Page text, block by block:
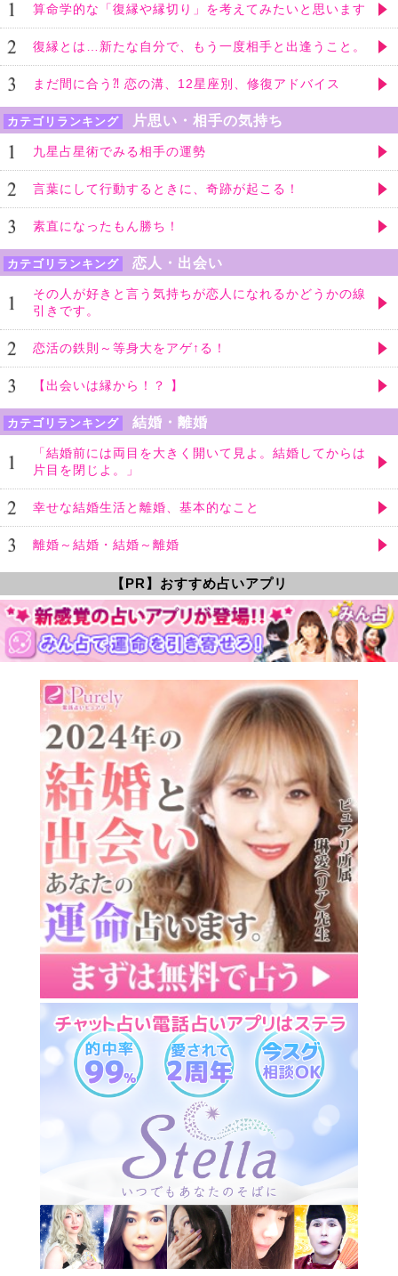
算命学的な「復縁や縁切り」を考えてみたいと思います
復縁とは…新たな自分で、もう一度相手と出逢うこと。
まだ間に合う⁈ 恋の溝、12星座別、修復アドバイス
カテゴリランキング 片思い・相手の気持ち
九星占星術でみる相手の運勢
言葉にして行動するときに、奇跡が起こる！
素直になったもん勝ち！
カテゴリランキング 恋人・出会い
その人が好きと言う気持ちが恋人になれるかどうかの線
引きです。
恋活の鉄則～等身大をアゲ↑る！
【出会いは縁から！？ 】
カテゴリランキング 結婚・離婚
「結婚前には両目を大きく開いて見よ。結婚してからは
片目を閉じよ。」
幸せな結婚生活と離婚、基本的なこと
離婚～結婚・結婚～離婚
【PR】おすすめ占いアプリ